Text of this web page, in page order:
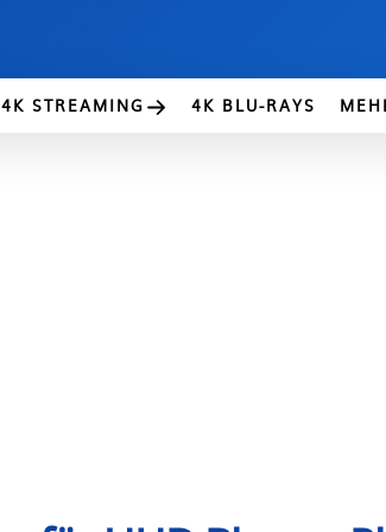
4K STREAMING 4K BLU-RAYS